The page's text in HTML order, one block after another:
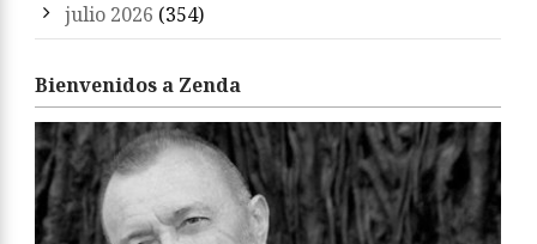
julio 2026 (354)
Bienvenidos a Zenda